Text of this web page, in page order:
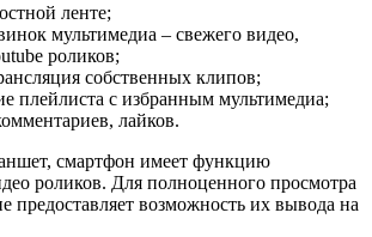
ленте;
мультимедиа – свежего видео,
роликов;
собственных клипов;
плейлиста с избранным мультимедиа;
лайков.
смартфон имеет функцию
роликов. Для полноценного просмотра
предоставляет возможность их вывода на